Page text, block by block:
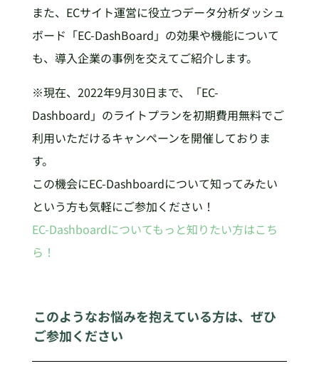
また、ECサイト運営に役立つデータ分析ダッシュ
ボード「EC-DashBoard」の効果や機能について
も、導入企業の事例を交えてご紹介します。
※現在、2022年9月30日まで、「EC-
Dashboard」のライトプランを初期費用無料でご
利用いただけるキャンペーンを開催しておりま
す。
この機会にEC-Dashboardについて知ってみたい
という方も気軽にご参加ください！
EC-Dashboardについてもっと知りたい方はこち
ら！
このようなお悩みを抱えている方は、ぜひ
ご参加ください